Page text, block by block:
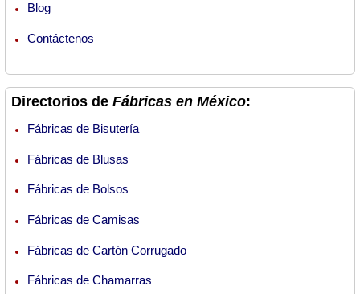
Blog
Contáctenos
Directorios de Fábricas en México:
Fábricas de Bisutería
Fábricas de Blusas
Fábricas de Bolsos
Fábricas de Camisas
Fábricas de Cartón Corrugado
Fábricas de Chamarras